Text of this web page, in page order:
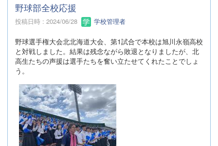
野球部全校応援
投稿日時 : 2024/06/28 学校管理者
野球選手権大会北北海道大会、第1試合で本校は旭川永嶺高校
と対戦しました。結果は残念ながら敗退となりましたが、北
高生たちの声援は選手たちを奮い立たせてくれたことでしょ
う。